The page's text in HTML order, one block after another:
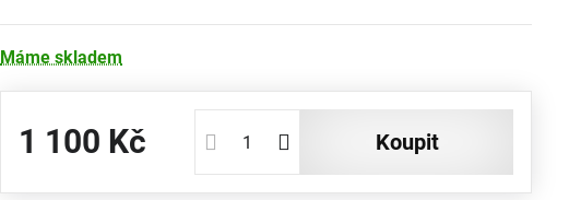
Máme skladem
1 100 Kč koupit